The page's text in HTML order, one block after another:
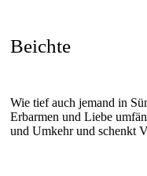
Beichte
Wie tief auch jemand in
Erbarmen und Liebe
und Umkehr und schenkt